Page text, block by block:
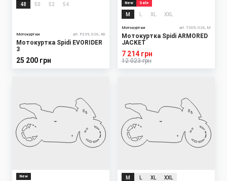
48 50 52 54
Мотокуртки art. P239, 026, 48
Мотокуртка Spidi EVORIDER
3
25 200 грн
New Sale
M XL XXL
Мотокуртки art. T305, 026, M
Мотокуртка Spidi ARMORED
JACKET
12 023 грн
7 214 грн
New M XL XXL